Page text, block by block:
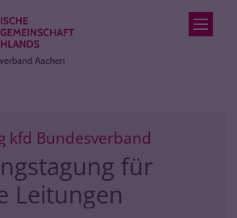
kfd Bundesverband
für
Leitungen